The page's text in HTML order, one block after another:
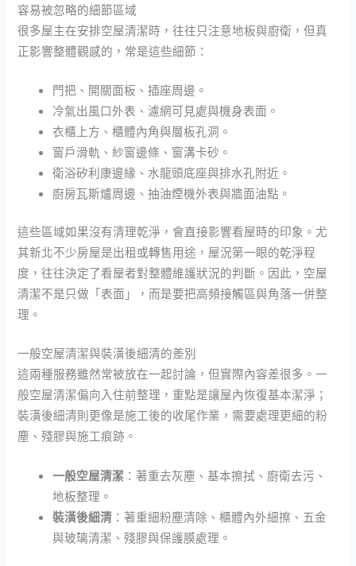
容易被忽略的細節區域
很多屋主在安排空屋清潔時，往往只注意地板與廚衛，但真
正影響整體觀感的，常是這些細節：
門把、開關面板、插座周邊。
冷氣出風口外表、濾網可見處與機身表面。
衣櫃上方、櫃體內角與層板孔洞。
窗戶滑軌、紗窗邊條、窗溝卡砂。
衛浴矽利康邊緣、水龍頭底座與排水孔附近。
廚房瓦斯爐周邊、抽油煙機外表與牆面油點。
這些區域如果沒有清理乾淨，會直接影響看屋時的印象。尤
其新北不少房屋是出租或轉售用途，屋況第一眼的乾淨程
度，往往決定了看屋者對整體維護狀況的判斷。因此，空屋
清潔不是只做「表面」，而是要把高頻接觸區與角落一併整
理。
一般空屋清潔與裝潢後細清的差別
這兩種服務雖然常被放在一起討論，但實際內容差很多。一
般空屋清潔偏向入住前整理，重點是讓屋內恢復基本潔淨；
裝潢後細清則更像是施工後的收尾作業，需要處理更細的粉
塵、殘膠與施工痕跡。
一般空屋清潔 ：著重去灰塵、基本擦拭、廚衛去污、
地板整理。
裝潢後細清 ：著重細粉塵清除、櫃體內外細擦、五金
與玻璃清潔、殘膠與保護膜處理。